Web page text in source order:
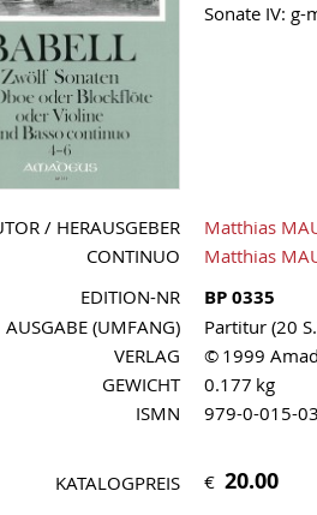
Sonate IV: g-
/ HERAUSGEBER
Matthias
CONTINUO
Matthias
EDITION-NR
BP 0335
AUSGABE (UMFANG)
Partitur (20
VERLAG
© 1999
GEWICHT
0.177 kg
ISMN
979-0-015-
KATALOGPREIS € 20.00